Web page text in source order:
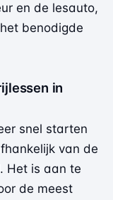
en de lesauto,
benodigde
in
snel starten
van de
Het is aan te
de meest